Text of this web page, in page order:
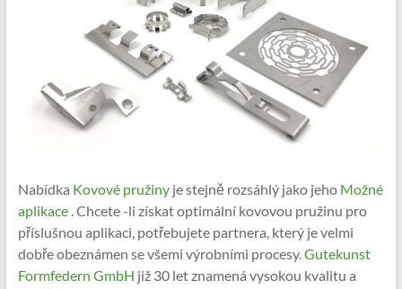
Nabídka Kovové pružinyje stejně rozsáhlý jako jehoMožné
aplikace. Chcete -li získat optimální kovovou pružinu pro
příslušnou aplikaci, potřebujete partnera, který je velmi
dobře obeznámen se všemi výrobními procesy.Gutekunst
Formfedern GmbH již 30 let znamená vysokou kvalitu a